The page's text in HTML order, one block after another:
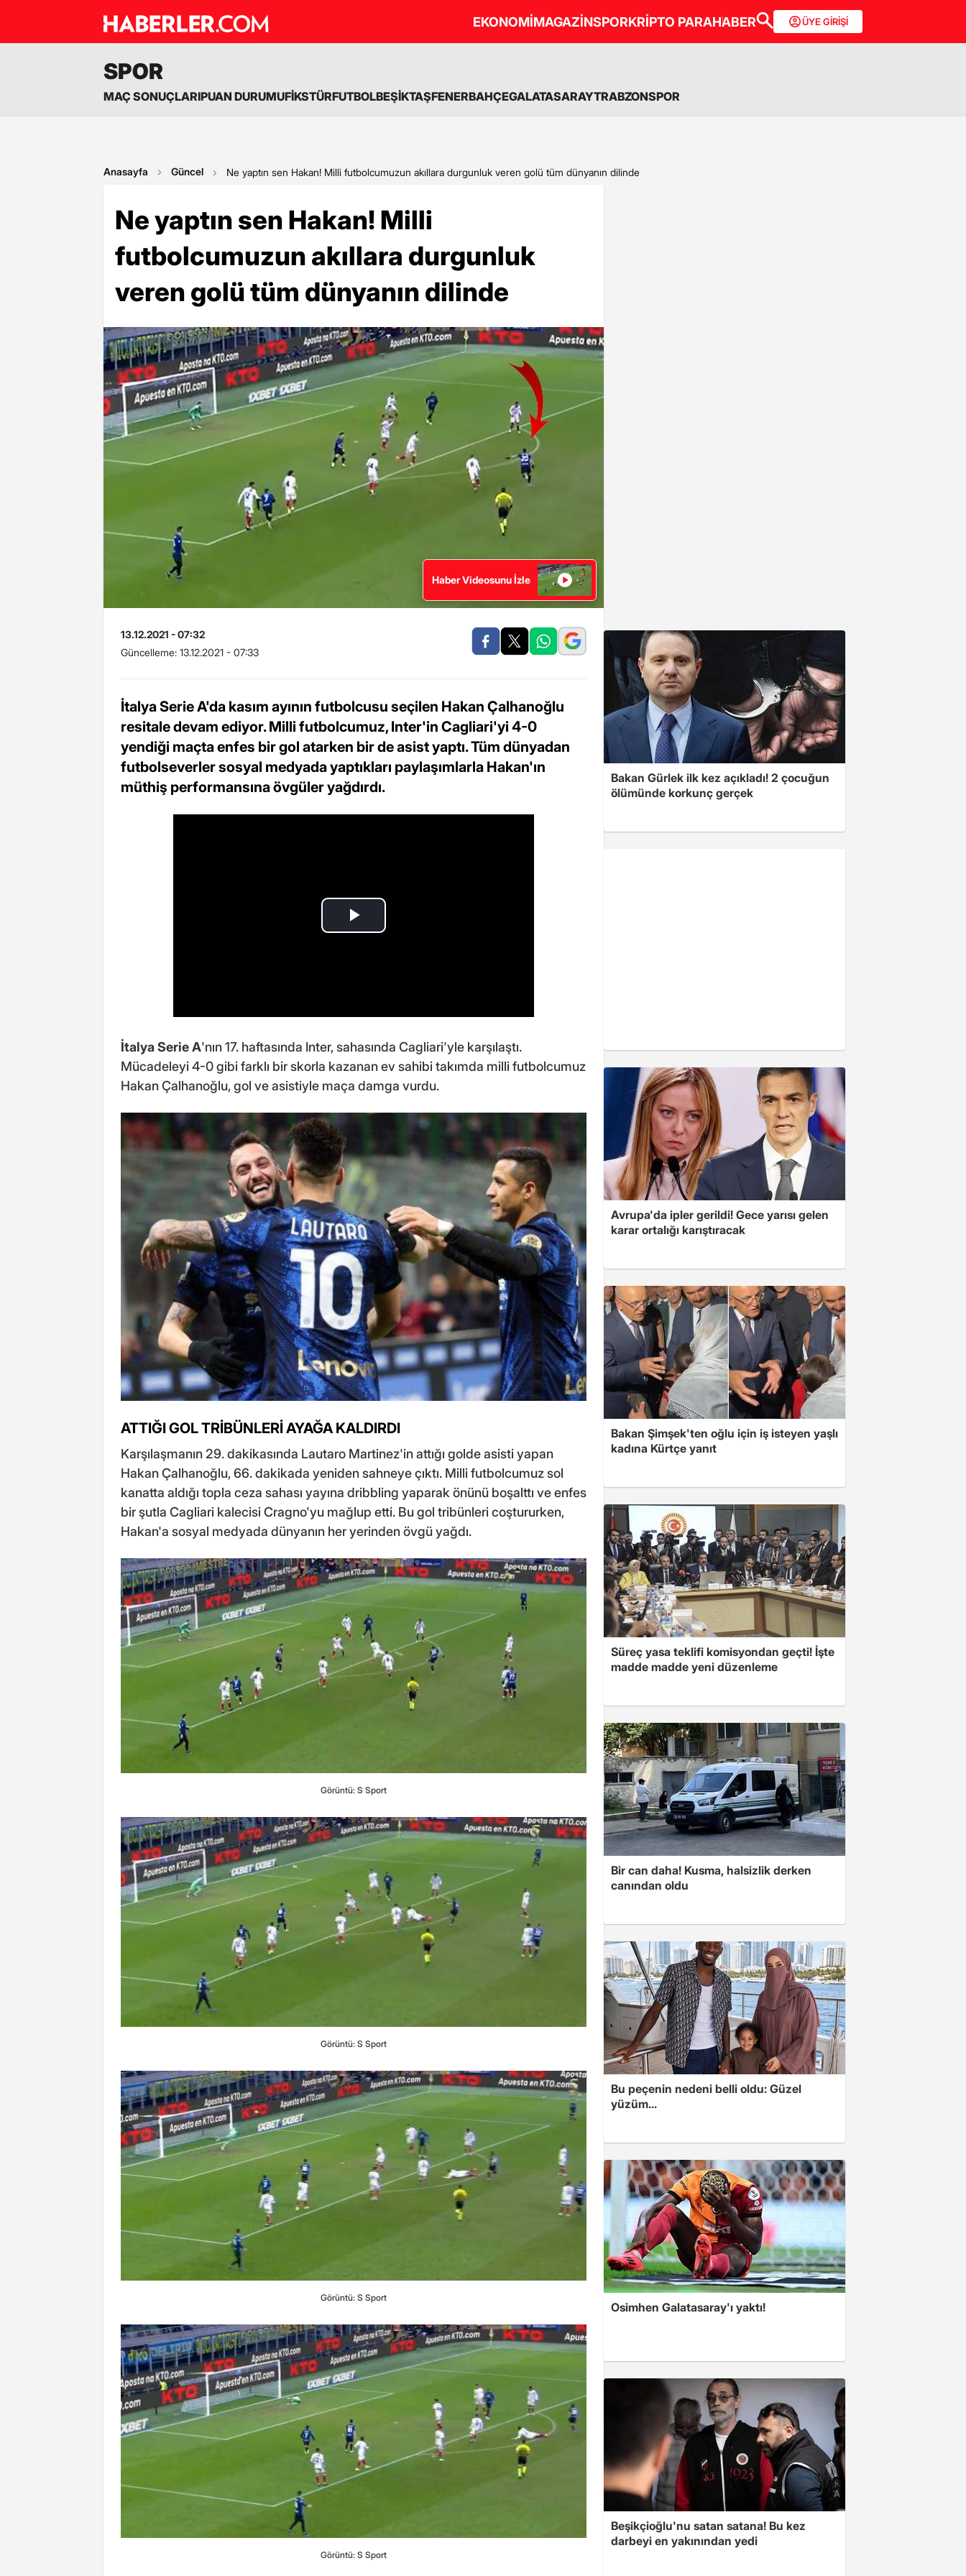
EKONOMİMAGAZİNSPORKRİPTO PARAHABER ÜYE GİRİŞİ
SPOR
MAÇ SONUÇLARIPUAN DURUMUFİKSTÜRFUTBOLBEŞİKTAŞFENERBAHÇEGALATASARAYTRABZONSPOR
Anasayfa Güncel Ne yaptın sen Hakan! Milli futbolcumuzun akıllara durgunluk veren golü tüm dünyanın dilinde
Ne yaptın sen Hakan! Milli
futbolcumuzun akıllara durgunluk
veren golü tüm dünyanın dilinde
Haber Videosunu İzle
13.12.2021 - 07:32
Güncelleme: 13.12.2021 - 07:33
İtalya Serie A'da kasım ayının futbolcusu seçilen Hakan Çalhanoğlu
resitale devam ediyor. Milli futbolcumuz, Inter'in Cagliari'yi 4-0
yendiği maçta enfes bir gol atarken bir de asist yaptı. Tüm dünyadan
futbolseverler sosyal medyada yaptıkları paylaşımlarla Hakan'ın
müthiş performansına övgüler yağdırdı.
İtalya Serie A'nın 17. haftasında Inter, sahasında Cagliari'yle karşılaştı.
Mücadeleyi 4-0 gibi farklı bir skorla kazanan ev sahibi takımda milli futbolcumuz
Hakan Çalhanoğlu, gol ve asistiyle maça damga vurdu.
ATTIĞI GOL TRİBÜNLERİ AYAĞA KALDIRDI
Karşılaşmanın 29. dakikasında Lautaro Martinez'in attığı golde asisti yapan
Hakan Çalhanoğlu, 66. dakikada yeniden sahneye çıktı. Milli futbolcumuz sol
kanatta aldığı topla ceza sahası yayına dribbling yaparak önünü boşalttı ve enfes
bir şutla Cagliari kalecisi Cragno'yu mağlup etti. Bu gol tribünleri coştururken,
Hakan'a sosyal medyada dünyanın her yerinden övgü yağdı.
Görüntü: S Sport
Görüntü: S Sport
Görüntü: S Sport
Görüntü: S Sport
Bakan Gürlek ilk kez açıkladı! 2 çocuğun
ölümünde korkunç gerçek
Avrupa'da ipler gerildi! Gece yarısı gelen
karar ortalığı karıştıracak
Bakan Şimşek'ten oğlu için iş isteyen yaşlı
kadına Kürtçe yanıt
Süreç yasa teklifi komisyondan geçti! İşte
madde madde yeni düzenleme
Bir can daha! Kusma, halsizlik derken
canından oldu
Bu peçenin nedeni belli oldu: Güzel
yüzüm...
Osimhen Galatasaray'ı yaktı!
Beşikçioğlu'nu satan satana! Bu kez
darbeyi en yakınından yedi